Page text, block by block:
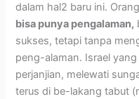
dalam hal2 baru ini.
bisa punya pengalaman,
sukses, tetapi tanpa
peng-alaman. Israel
perjanjian, melewati
terus di be-lakang tabut